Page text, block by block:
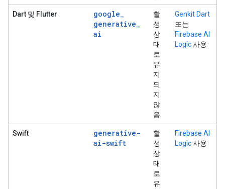
Dart 및 Flutter google_
generative_
ai
활
성
상
태
로
유
지
되
지
않
음
Genkit Dart
또는
Firebase AI
Logic사용
Swift
generative-
ai-swift
활
성
상
태
로
유
Firebase AI
Logic사용